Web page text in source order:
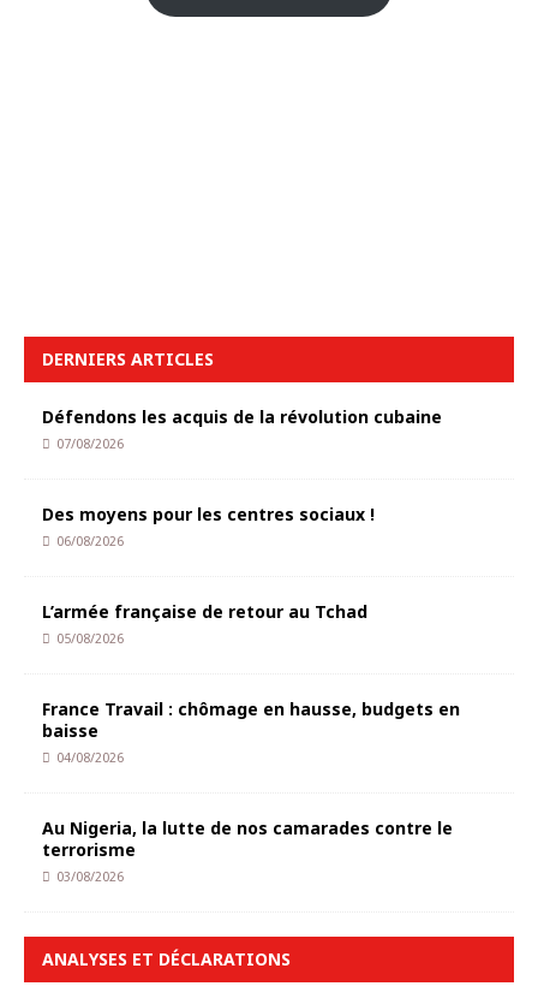
DERNIERS ARTICLES
Défendons les acquis de la révolution cubaine
07/08/2026
Des moyens pour les centres sociaux !
06/08/2026
L’armée française de retour au Tchad
05/08/2026
France Travail : chômage en hausse, budgets en
baisse
04/08/2026
Au Nigeria, la lutte de nos camarades contre le
terrorisme
03/08/2026
ANALYSES ET DÉCLARATIONS